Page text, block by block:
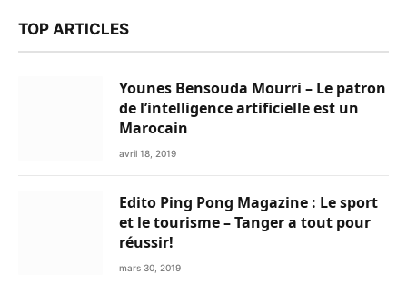
TOP ARTICLES
Younes Bensouda Mourri – Le patron
de l’intelligence artificielle est un
Marocain
avril 18, 2019
Edito Ping Pong Magazine : Le sport
et le tourisme – Tanger a tout pour
réussir!
mars 30, 2019